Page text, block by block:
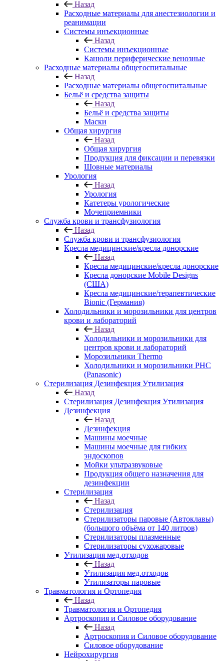
Назад
Расходные материалы для анестезиологии и
реанимации
Системы инъекционные
Назад
Системы инъекционные
Канюли периферические венозные
Расходные материалы общегоспитальные
Назад
Расходные материалы общегоспитальные
Бельё и средства защиты
Назад
Бельё и средства защиты
Маски
Общая хирургия
Назад
Общая хирургия
Продукция для фиксации и перевязки
Шовные материалы
Урология
Назад
Урология
Катетеры урологические
Мочеприемники
Служба крови и трансфузиология
Назад
Служба крови и трансфузиология
Кресла медицинские/кресла донорские
Назад
Кресла медицинские/кресла донорские
Кресла донорские Mobile Designs
(США)
Кресла медицинские/терапевтические
Bionic (Германия)
Холодильники и морозильники для центров
крови и лабораторий
Назад
Холодильники и морозильники для
центров крови и лабораторий
Морозильники Thermo
Холодильники и морозильники PHC
(Panasonic)
Стерилизация Дезинфекция Утилизация
Назад
Стерилизация Дезинфекция Утилизация
Дезинфекция
Назад
Дезинфекция
Машины моечные
Машины моечные для гибких
эндоскопов
Мойки ультразвуковые
Продукция общего назначения для
дезинфекции
Стерилизация
Назад
Стерилизация
Стерилизаторы паровые (Автоклавы)
(большого объёма от 140 литров)
Стерилизаторы плазменные
Стерилизаторы сухожаровые
Утилизация мед.отходов
Назад
Утилизация мед.отходов
Утилизаторы паровые
Травматология и Ортопедия
Назад
Травматология и Ортопедия
Артроскопия и Силовое оборудование
Назад
Артроскопия и Силовое оборудование
Силовое оборудование
Нейрохирургия